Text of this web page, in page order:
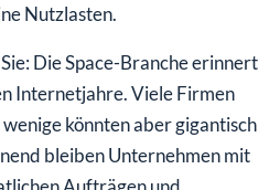
Nutzlasten.
Die Space-Branche erinnert
Internetjahre. Viele Firmen
könnten aber gigantisch
bleiben Unternehmen mit